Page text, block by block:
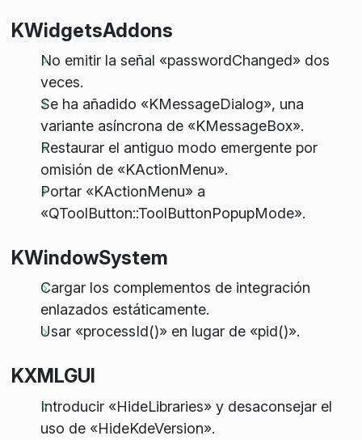
KWidgetsAddons
No emitir la señal «passwordChanged» dos
veces.
Se ha añadido «KMessageDialog», una
variante asíncrona de «KMessageBox».
Restaurar el antiguo modo emergente por
omisión de «KActionMenu».
Portar «KActionMenu» a
«QToolButton::ToolButtonPopupMode».
KWindowSystem
Cargar los complementos de integración
enlazados estáticamente.
Usar «processId()» en lugar de «pid()».
KXMLGUI
Introducir «HideLibraries» y desaconsejar el
uso de «HideKdeVersion».